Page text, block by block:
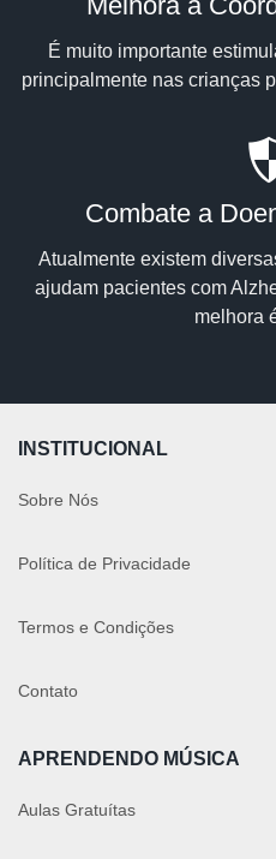
É muito importante
principalmente nas crianças
Combate a
Atualmente existem
ajudam pacientes com
melhora
INSTITUCIONAL
Sobre Nós
Política de Privacidade
Termos e Condições
Contato
APRENDENDO MÚSICA
Aulas Gratuítas